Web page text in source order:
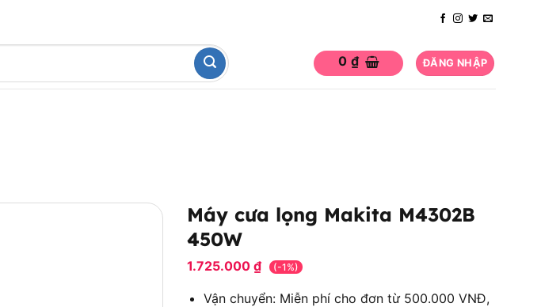
0 ₫ ĐĂNG NHẬP
Máy cưa lọng Makita M4302B
450W
1.725.000 ₫ (-1%)
Vận chuyển: Miễn phí cho đơn từ 500.000 VNĐ,